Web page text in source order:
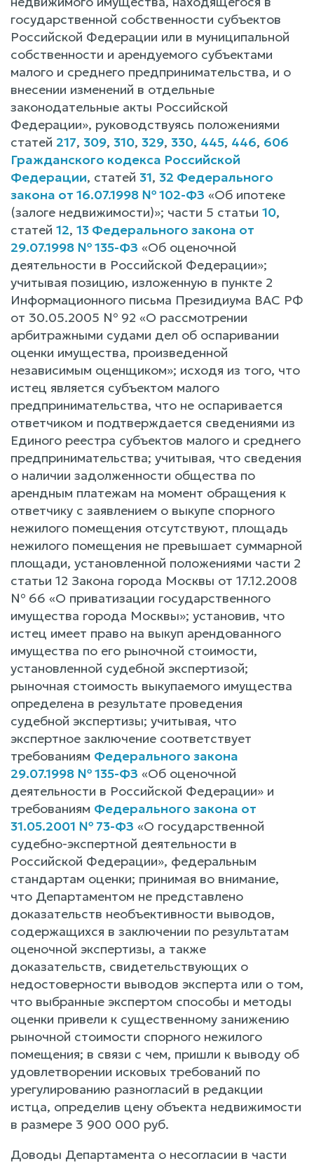
государственной собственности субъектов
Российской Федерации или в муниципальной
собственности и арендуемого субъектами
малого и среднего предпринимательства, и о
внесении изменений в отдельные
законодательные акты Российской
Федерации», руководствуясь положениями
статей 217, 309, 310, 329, 330, 445, 446, 606
Гражданского кодекса Российской
Федерации, статей 31, 32 Федерального
закона от 16.07.1998 № 102-ФЗ «Об ипотеке
(залоге недвижимости)»; части 5 статьи 10,
статей 12, 13 Федерального закона от
29.07.1998 № 135-ФЗ «Об оценочной
деятельности в Российской Федерации»;
учитывая позицию, изложенную в пункте 2
Информационного письма Президиума ВАС РФ
от 30.05.2005 № 92 «О рассмотрении
арбитражными судами дел об оспаривании
оценки имущества, произведенной
независимым оценщиком»; исходя из того, что
истец является субъектом малого
предпринимательства, что не оспаривается
ответчиком и подтверждается сведениями из
Единого реестра субъектов малого и среднего
предпринимательства; учитывая, что сведения
о наличии задолженности общества по
арендным платежам на момент обращения к
ответчику с заявлением о выкупе спорного
нежилого помещения отсутствуют, площадь
нежилого помещения не превышает суммарной
площади, установленной положениями части 2
статьи 12 Закона города Москвы от 17.12.2008
№ 66 «О приватизации государственного
имущества города Москвы»; установив, что
истец имеет право на выкуп арендованного
имущества по его рыночной стоимости,
установленной судебной экспертизой;
рыночная стоимость выкупаемого имущества
определена в результате проведения
судебной экспертизы; учитывая, что
экспертное заключение соответствует
требованиям Федерального закона
29.07.1998 № 135-ФЗ «Об оценочной
деятельности в Российской Федерации» и
требованиям Федерального закона от
31.05.2001 № 73-ФЗ «О государственной
судебно-экспертной деятельности в
Российской Федерации», федеральным
стандартам оценки; принимая во внимание,
что Департаментом не представлено
доказательств необъективности выводов,
содержащихся в заключении по результатам
оценочной экспертизы, а также
доказательств, свидетельствующих о
недостоверности выводов эксперта или о том,
что выбранные экспертом способы и методы
оценки привели к существенному занижению
рыночной стоимости спорного нежилого
помещения; в связи с чем, пришли к выводу об
удовлетворении исковых требований по
урегулированию разногласий в редакции
истца, определив цену объекта недвижимости
в размере 3 900 000 руб.
Доводы Департамента о несогласии в части